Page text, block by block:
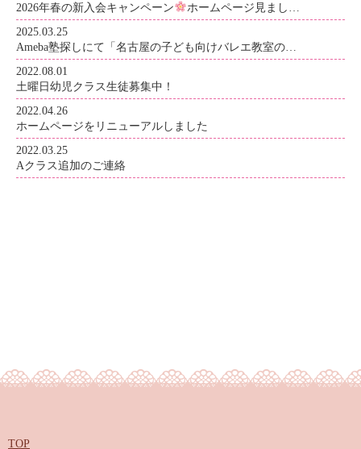
2026年春の新入会キャンペーン
ホームページ見まし…
2025.03.25
Ameba塾探しにて「名古屋の子ども向けバレエ教室の…
2022.08.01
土曜日幼児クラス生徒募集中！
2022.04.26
ホームページをリニューアルしました
2022.03.25
Aクラス追加のご連絡
TOP